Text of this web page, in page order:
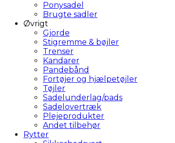
Ponysadel
Brugte sadler
Øvrigt
Gjorde
Stigremme & bøjler
Trenser
Kandarer
Pandebånd
Fortøjer og hjælpetøjler
Tøjler
Sadelunderlag/pads
Sadelovertræk
Plejeprodukter
Andet tilbehør
Rytter